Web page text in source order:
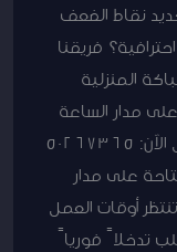
نقاط الضعف
فريقنا
المنزلية
مدار الساعة
لخدمتك في جميع مناطق الكويت. اتصل الآن: 50267365
على مدار
أوقات العمل
تدخلاً فورياً